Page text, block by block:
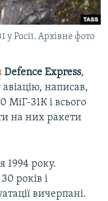
Росії. Архівне фото
Defence Eхpress,
авіацію, написав,
МіГ-31К і всього
на них ракети
1994 року.
років і
вичерпані.